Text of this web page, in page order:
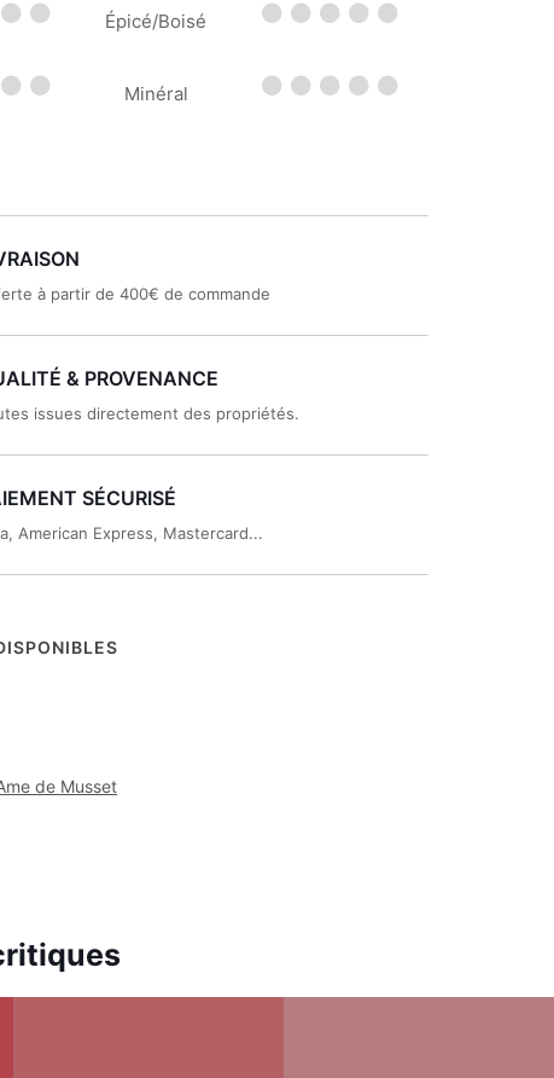
Épicé/Boisé
Minéral
à partir de 400€ de commande
& PROVENANCE
issues directement des propriétés.
SÉCURISÉ
American Express, Mastercard...
de Musset